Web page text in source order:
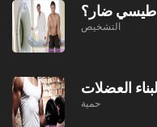
ضار؟
التشخيص
العضلات
حمية